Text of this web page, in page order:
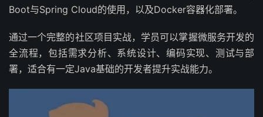
Boot与Spring Cloud的使用，以及Docker容器化部署。
通过一个完整的社区项目实战，学员可以掌握微服务开发的
全流程，包括需求分析、系统设计、编码实现、测试与部
署，适合有一定Java基础的开发者提升实战能力。